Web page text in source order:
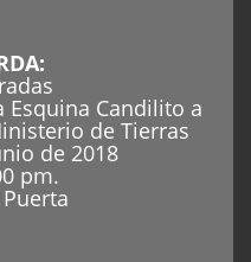
Esquina Candilito a
de Tierras
de 2018
pm.